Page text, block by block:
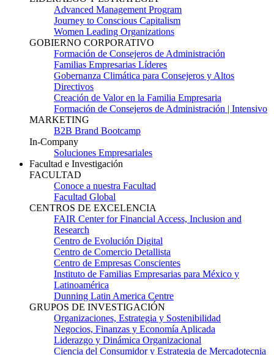
Advanced Management Program
Journey to Conscious Capitalism
Women Leading Organizations
GOBIERNO CORPORATIVO
Formación de Consejeros de Administración
Familias Empresarias Líderes
Gobernanza Climática para Consejeros y Altos
Directivos
Creación de Valor en la Familia Empresaria
Formación de Consejeros de Administración | Intensivo
MARKETING
B2B Brand Bootcamp
In-Company
Soluciones Empresariales
Facultad e Investigación
FACULTAD
Conoce a nuestra Facultad
Facultad Global
CENTROS DE EXCELENCIA
FAIR Center for Financial Access, Inclusion and
Research
Centro de Evolución Digital
Centro de Comercio Detallista
Centro de Empresas Conscientes
Instituto de Familias Empresarias para México y
Latinoamérica
Dunning Latin America Centre
GRUPOS DE INVESTIGACIÓN
Organizaciones, Estrategia y Sostenibilidad
Negocios, Finanzas y Economía Aplicada
Liderazgo y Dinámica Organizacional
Ciencia del Consumidor y Estrategia de Mercadotecnia